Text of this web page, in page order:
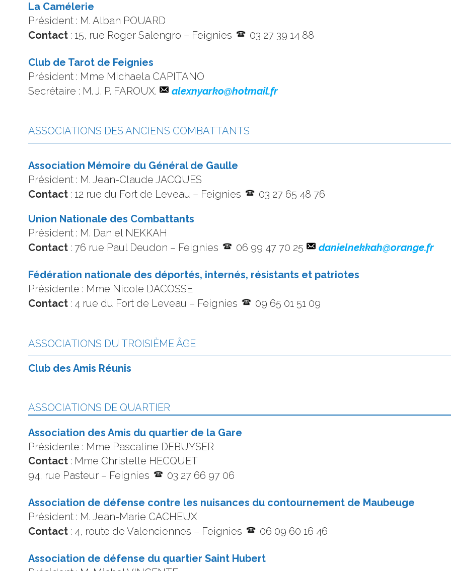
La Camélerie
Président : M. Alban POUARD
Contact : 15, rue Roger Salengro – Feignies 03 27 39 14 88
Club de Tarot de Feignies
Président : Mme Michaela CAPITANO
Secrétaire : M. J. P. FAROUX.
alexnyarko@hotmail.fr
ASSOCIATIONS DES ANCIENS COMBATTANTS
Association Mémoire du Général de Gaulle
Président : M. Jean-Claude JACQUES
Contact : 12 rue du Fort de Leveau – Feignies 03 27 65 48 76
Union Nationale des Combattants
Président : M. Daniel NEKKAH
Contact : 76 rue Paul Deudon – Feignies 06 99 47 70 25 danielnekkah@orange.fr
Fédération nationale des déportés, internés, résistants et patriotes
Présidente : Mme Nicole DACOSSE
Contact : 4 rue du Fort de Leveau – Feignies 09 65 01 51 09
ASSOCIATIONS DU TROISIÈME ÂGE
Club des Amis Réunis
ASSOCIATIONS DE QUARTIER
Association des Amis du quartier de la Gare
Présidente : Mme Pascaline DEBUYSER
Contact : Mme Christelle HECQUET
94, rue Pasteur – Feignies
03 27 66 97 06
Association de défense contre les nuisances du contournement de Maubeuge
Président : M. Jean-Marie CACHEUX
Contact : 4, route de Valenciennes – Feignies 06 09 60 16 46
Association de défense du quartier Saint Hubert